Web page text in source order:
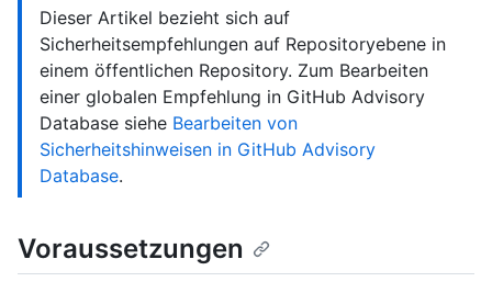
Dieser Artikel bezieht sich auf
Sicherheitsempfehlungen auf Repositoryebene in
einem öffentlichen Repository. Zum Bearbeiten
einer globalen Empfehlung in GitHub Advisory
Database siehe Bearbeiten von
Sicherheitshinweisen in GitHub Advisory
Database.
Voraussetzungen